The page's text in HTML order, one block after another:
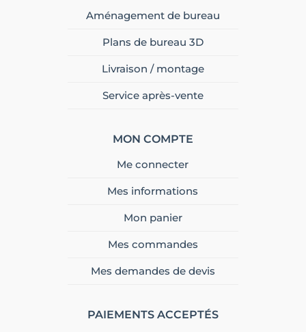
Aménagement de bureau
Plans de bureau 3D
Livraison / montage
Service après-vente
MON COMPTE
Me connecter
Mes informations
Mon panier
Mes commandes
Mes demandes de devis
PAIEMENTS ACCEPTÉS